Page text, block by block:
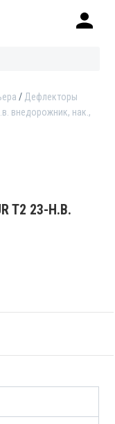
Дефлекторы
внедорожник, нак.,
T2 23-Н.В.